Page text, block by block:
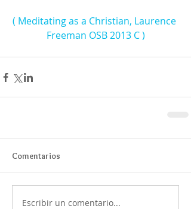
( Meditating as a Christian, Laurence
Freeman OSB 2013 C )
Comentarios
Escribir un comentario...